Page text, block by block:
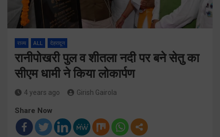
राज्य ALL देहरादून
रानीपोखरी पुल व शीतला नदी पर बने सेतु का
सीएम धामी ने किया लोकार्पण
4 years ago Girish Gairola
Share Now